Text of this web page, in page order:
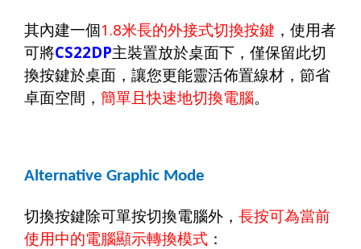
其內建一個1.8米長的外接式切換按鍵 ，使用者
可將CS22DP主裝置放於桌面下，僅保留此切
換按鍵於桌面，讓您更能靈活佈置線材，節省
卓面空間， 簡單且快速地切換電腦。
Alternative Graphic Mode
切換按鍵除可單按切換電腦外， 長按可為當前
使用中的電腦顯示轉換模式 ：